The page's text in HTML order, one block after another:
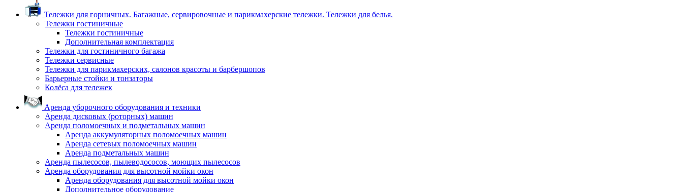
Тележки для горничных. Багажные, сервировочные и парикмахерские тележки. Тележки для белья.
Тележки гостиничные
Тележки гостиничные
Дополнительная комплектация
Тележки для гостиничного багажа
Тележки сервисные
Тележки для парикмахерских, салонов красоты и барбершопов
Барьерные стойки и тонзаторы
Колёса для тележек
Аренда уборочного оборудования и техники
Аренда дисковых (роторных) машин
Аренда поломоечных и подметальных машин
Аренда аккумуляторных поломоечных машин
Аренда сетевых поломоечных машин
Аренда подметальных машин
Аренда пылесосов, пылеводососов, моющих пылесосов
Аренда оборудования для высотной мойки окон
Аренда оборудования для высотной мойки окон
Дополнительное оборудование